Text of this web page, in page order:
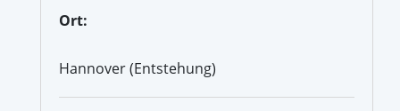
Ort:
Hannover (Entstehung)